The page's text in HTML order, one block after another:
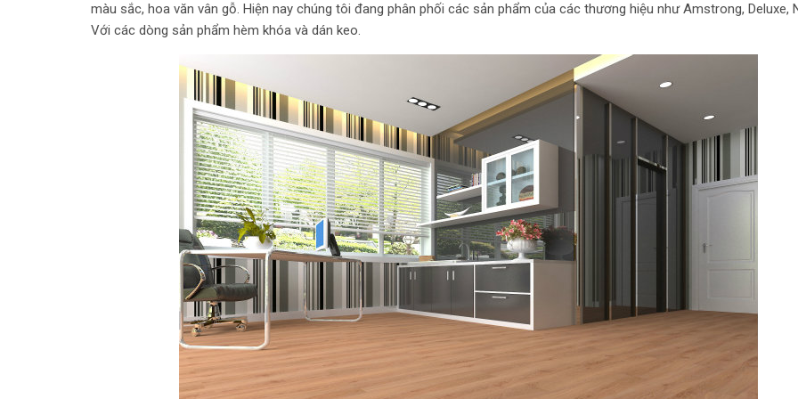
màu sắc, hoa văn vân gỗ. Hiện nay chúng tôi đang phân phối các sản phẩm của các thương hiệu như Amstrong, Deluxe,
Với các dòng sản phẩm hèm khóa và dán keo.